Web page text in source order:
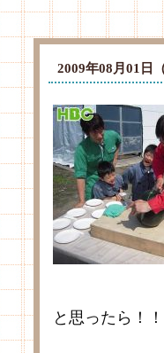
2009年08月01
と思ったら！